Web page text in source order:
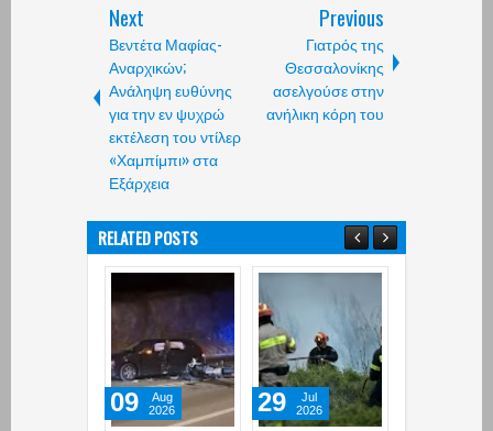
Next
Βεντέτα Μαφίας-
Αναρχικών;
Ανάληψη ευθύνης
για την εν ψυχρώ
εκτέλεση του ντίλερ
«Χαμπίμπι» στα
Εξάρχεια
Previous
Γιατρός της
Θεσσαλονίκης
ασελγούσε στην
ανήλικη κόρη του
RELATED POSTS
09
Aug
2026
29
Jul
2026